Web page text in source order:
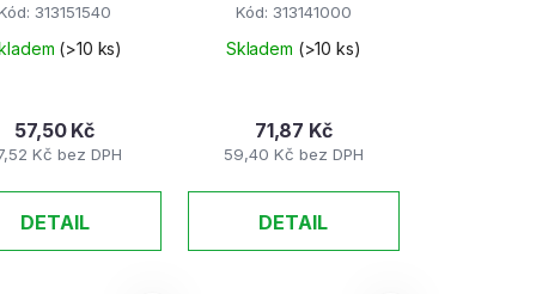
313151540
(>10 ks)
Kč bez DPH
57,50 Kč
DETAIL
Kód: 313141000
Skladem (>10 ks)
59,40 Kč bez DPH
71,87 Kč
DETAIL